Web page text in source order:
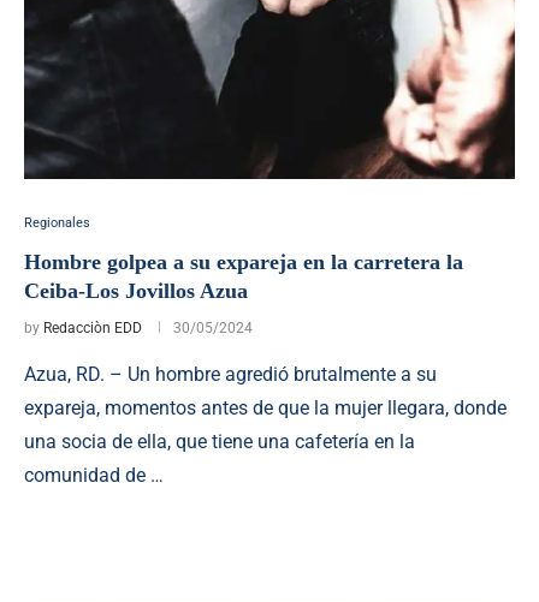
Regionales
Hombre golpea a su expareja en la carretera la
Ceiba-Los Jovillos Azua
by Redacciòn EDD 30/05/2024
Azua, RD. – Un hombre agredió brutalmente a su
expareja, momentos antes de que la mujer llegara, donde
una socia de ella, que tiene una cafetería en la
comunidad de …